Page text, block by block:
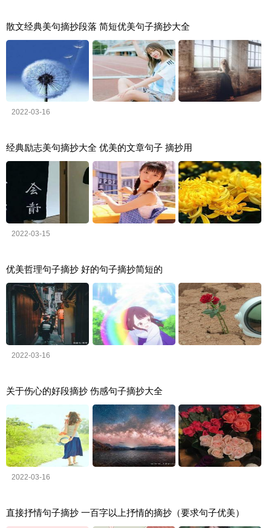
散文经典美句摘抄段落 简短优美句子摘抄大全
2022-03-16
经典励志美句摘抄大全 优美的文章句子 摘抄用
2022-03-15
优美哲理句子摘抄 好的句子摘抄简短的
2022-03-16
关于伤心的好段摘抄 伤感句子摘抄大全
2022-03-16
直接抒情句子摘抄 一百字以上抒情的摘抄（要求句子优美）